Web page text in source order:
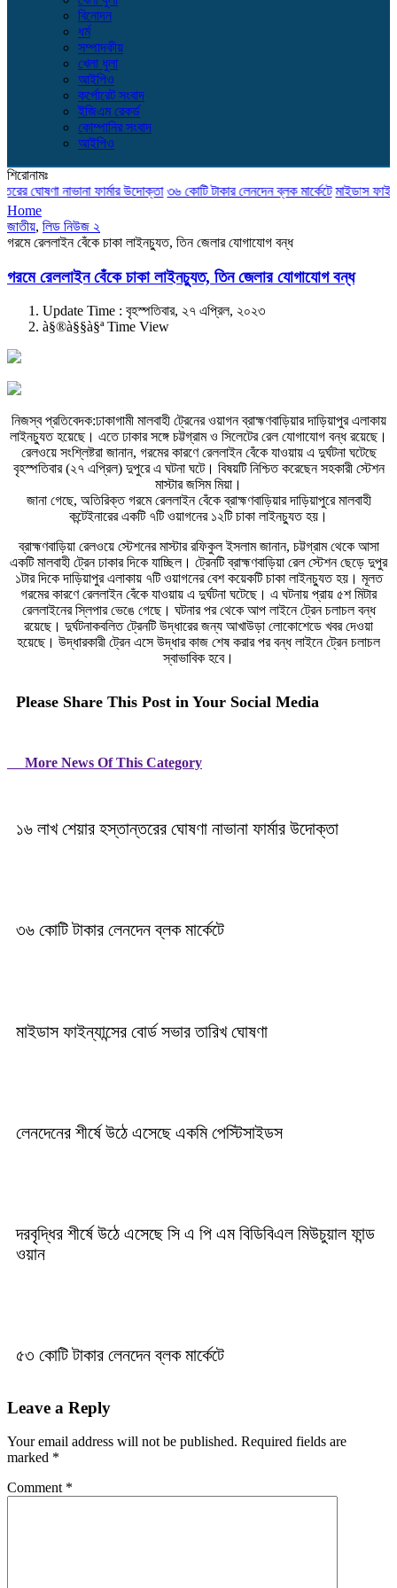
বিনোদন
ধর্ম
সম্পাদকীয়
খেলা ধুলা
আইপিও
কর্পোরেট সংবাদ
ইজিএম রেকর্ড
কোম্পানির সংবাদ
আইপিও
শিরোনামঃ
ঘোষণা নাভানা ফার্মার উদোক্তা ৩৬ কোটি টাকার লেনদেন ব্লক মার্কেটে মাইডাস
Home
জাতীয়, লিড নিউজ ২
গরমে রেললাইন বেঁকে চাকা লাইনচ্যুত, তিন জেলার যোগাযোগ বন্ধ
গরমে রেললাইন বেঁকে চাকা লাইনচ্যুত, তিন জেলার যোগাযোগ বন্ধ
Update Time : বৃহস্পতিবার, ২৭ এপ্রিল, ২০২৩
à§®à§§à§ª Time View
নিজস্ব প্রতিবেদক:ঢাকাগামী মালবাহী ট্রেনের ওয়াগন ব্রাহ্মণবাড়িয়ার দাড়িয়াপুর এলাকায়
লাইনচ্যুত হয়েছে। এতে ঢাকার সঙ্গে চট্টগ্রাম ও সিলেটের রেল যোগাযোগ বন্ধ রয়েছে।
রেলওয়ে সংশ্লিষ্টরা জানান, গরমের কারণে রেললাইন বেঁকে যাওয়ায় এ দুর্ঘটনা ঘটেছে
বৃহস্পতিবার (২৭ এপ্রিল) দুপুরে এ ঘটনা ঘটে। বিষয়টি নিশ্চিত করেছেন সহকারী স্টেশন
মাস্টার জসিম মিয়া।
জানা গেছে, অতিরিক্ত গরমে রেললাইন বেঁকে ব্রাহ্মণবাড়িয়ার দাড়িয়াপুরে মালবাহী
কন্টেইনারের একটি ৭টি ওয়াগনের ১২টি চাকা লাইনচ্যুত হয়।
ব্রাহ্মণবাড়িয়া রেলওয়ে স্টেশনের মাস্টার রফিকুল ইসলাম জানান, চট্টগ্রাম থেকে আসা
একটি মালবাহী ট্রেন ঢাকার দিকে যাচ্ছিল। ট্রেনটি ব্রাহ্মণবাড়িয়া রেল স্টেশন ছেড়ে দুপুর
১টার দিকে দাড়িয়াপুর এলাকায় ৭টি ওয়াগনের বেশ কয়েকটি চাকা লাইনচ্যুত হয়। মূলত
গরমের কারণে রেললাইন বেঁকে যাওয়ায় এ দুর্ঘটনা ঘটেছে। এ ঘটনায় প্রায় ৫শ মিটার
রেললাইনের স্লিপার ভেঙে গেছে। ঘটনার পর থেকে আপ লাইনে ট্রেন চলাচল বন্ধ
রয়েছে। দুর্ঘটনাকবলিত ট্রেনটি উদ্ধারের জন্য আখাউড়া লোকোশেডে খবর দেওয়া
হয়েছে। উদ্ধারকারী ট্রেন এসে উদ্ধার কাজ শেষ করার পর বন্ধ লাইনে ট্রেন চলাচল
স্বাভাবিক হবে।
Please Share This Post in Your Social Media
More News Of This Category
১৬ লাখ শেয়ার হস্তান্তরের ঘোষণা নাভানা ফার্মার উদোক্তা
৩৬ কোটি টাকার লেনদেন ব্লক মার্কেটে
মাইডাস ফাইন্যান্সের বোর্ড সভার তারিখ ঘোষণা
লেনদেনের শীর্ষে উঠে এসেছে একমি পেস্টিসাইডস
দরবৃদ্ধির শীর্ষে উঠে এসেছে সি এ পি এম বিডিবিএল মিউচুয়াল ফান্ড
ওয়ান
৫৩ কোটি টাকার লেনদেন ব্লক মার্কেটে
Leave a Reply
Your email address will not be published. Required fields are
marked *
Comment *